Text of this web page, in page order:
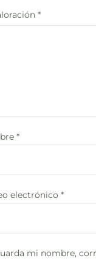
*
*
electrónico *
mi nombre,